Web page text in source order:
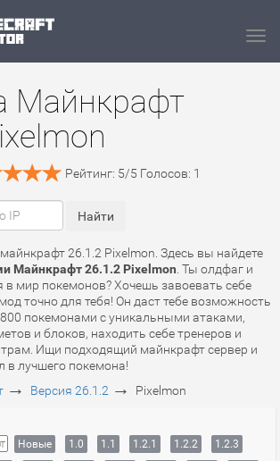
Майнкрафт
Рейтинг: 5/5 Голосов: 1
26.1.2 Pixelmon. Здесь вы найдете
Майнкрафт 26.1.2 Pixelmon . Ты олдфаг и
в мир покемонов? Хочешь завоевать себе
точно для тебя! Он даст тебе возможность
покемонами с уникальными атаками,
и блоков, находить себе тренеров и
Ищи подходящий майнкрафт сервер и
в лучшего покемона!
→ Версия 26.1.2 → Pixelmon
Новые 1.0 1.1 1.2.1 1.2.2
1.2.3